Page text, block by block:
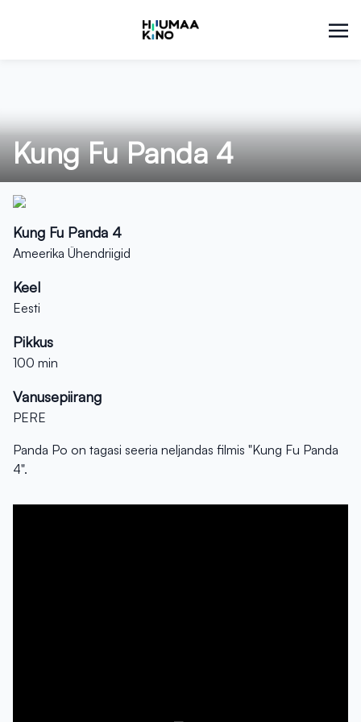
Kung Fu Panda 4
Kung Fu Panda 4
Ameerika Ühendriigid
Keel
Eesti
Pikkus
100 min
Vanusepiirang
PERE
Panda Po on tagasi seeria neljandas filmis "Kung Fu Panda
4".